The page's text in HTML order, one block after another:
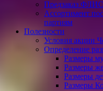
Предзаказ
Ассортимент
партиям
Полезности
Условия акции
Определение
Размеры
Размеры
Размеры
Размеры